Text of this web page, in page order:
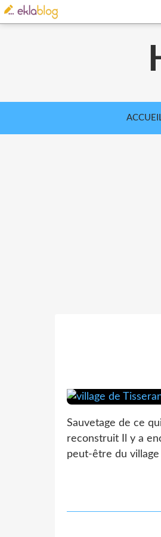
Sauvetage de ce
reconstruit Il y a
peut-être du